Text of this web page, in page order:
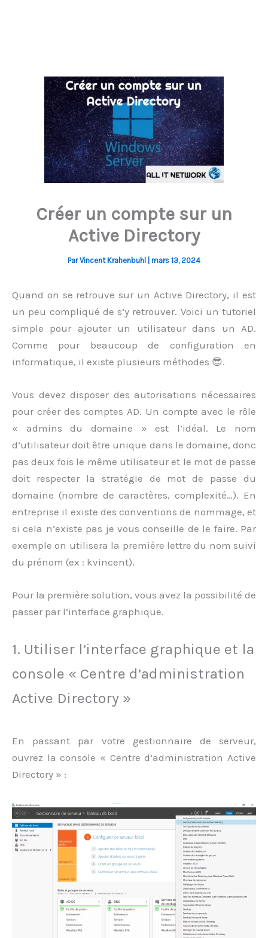
Créer un compte sur un
Active Directory
ParVincent Krahenbuhl mars 13, 2024
Quand on se retrouve sur un Active Directory, il est
un peu compliqué de s’y retrouver. Voici un tutoriel
simple pour ajouter un utilisateur dans un AD.
Comme pour beaucoup de configuration en
informatique, il existe plusieurs méthodes 😎.
Vous devez disposer des autorisations nécessaires
pour créer des comptes AD. Un compte avec le rôle
« admins du domaine » est l’idéal. Le nom
d’utilisateur doit être unique dans le domaine, donc
pas deux fois le même utilisateur et le mot de passe
doit respecter la stratégie de mot de passe du
domaine (nombre de caractères, complexité…). En
entreprise il existe des conventions de nommage, et
si cela n’existe pas je vous conseille de le faire. Par
exemple on utilisera la première lettre du nom suivi
du prénom (ex : kvincent).
Pour la première solution, vous avez la possibilité de
passer par l’interface graphique.
1. Utiliser l’interface graphique et la
console « Centre d’administration
Active Directory »
En passant par votre gestionnaire de serveur,
ouvrez la console « Centre d’administration Active
Directory » :